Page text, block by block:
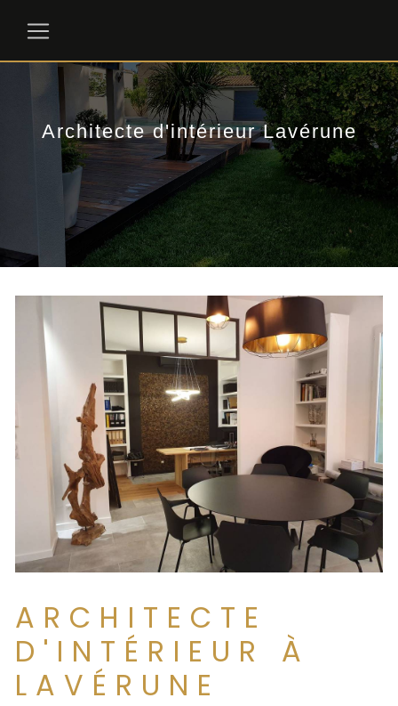
Architecte d'intérieur Lavérune
ARCHITECTE
D'INTÉRIEUR À
LAVÉRUNE